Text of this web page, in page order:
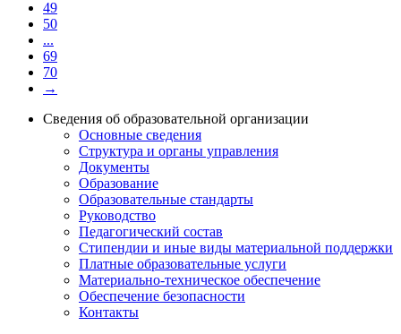
49
50
...
69
70
→
Сведения об образовательной организации
Основные сведения
Структура и органы управления
Документы
Образование
Образовательные стандарты
Руководство
Педагогический состав
Стипендии и иные виды материальной поддержки
Платные образовательные услуги
Материально-техническое обеспечение
Обеспечение безопасности
Контакты